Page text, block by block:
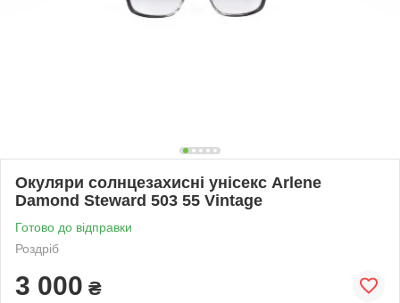
Окуляри солнцезахисні унісекс Arlene
Damond Steward 503 55 Vintage
Готово до відправки
Роздріб
3 000 ₴